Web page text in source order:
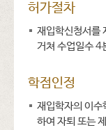
허가절차
재입학신청서를
거쳐 수업일수 4
학점인정
재입학자의 이수
하여 자퇴 또는